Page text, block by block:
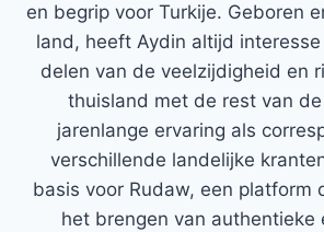
en begrip voor Turkije. Geboren
land, heeft Aydin altijd
delen van de veelzijdigheid en
thuisland met de rest van
jarenlange ervaring als
verschillende landelijke
basis voor Rudaw, een platform
het brengen van authentieke